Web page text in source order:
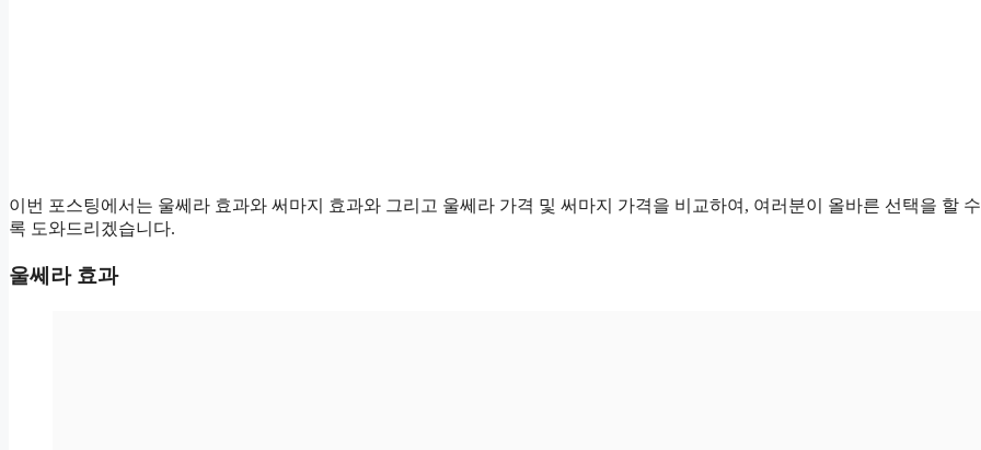
이번 포스팅에서는 울쎄라 효과와 써마지 효과와 그리고 울쎄라 가격 및 써마지 가격을 비교하여, 여러분이 올바른 선택을 할
록 도와드리겠습니다.
울쎄라 효과